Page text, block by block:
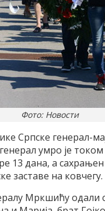
Фото: Новости
Српске генерал-
умро је
13 дана, а
заставе на ковчегу.
Мркшићу одали